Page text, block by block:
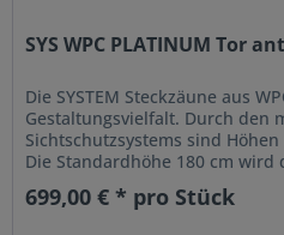
SYS WPC PLATINUM Tor
Die SYSTEM Steckzäune aus
Gestaltungsvielfalt. Durch den
Sichtschutzsystems sind
Die Standardhöhe 180 cm
die in einem Zaun-Set...
699,00 € * pro Stück